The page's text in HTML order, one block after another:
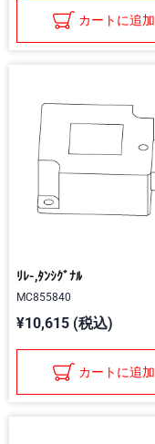
カートに追加
ﾘﾚ-,ﾀﾝｼｸﾞﾅﾙ
MC855840
¥10,615 (税込)
カートに追加